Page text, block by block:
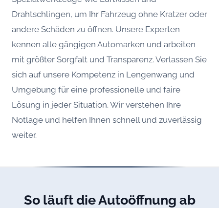
Drahtschlingen, um Ihr Fahrzeug ohne Kratzer oder
andere Schäden zu öffnen. Unsere Experten
kennen alle gängigen Automarken und arbeiten
mit größter Sorgfalt und Transparenz. Verlassen Sie
sich auf unsere Kompetenz in Lengenwang und
Umgebung für eine professionelle und faire
Lösung in jeder Situation. Wir verstehen Ihre
Notlage und helfen Ihnen schnell und zuverlässig
weiter.
So läuft die Autoöffnung ab